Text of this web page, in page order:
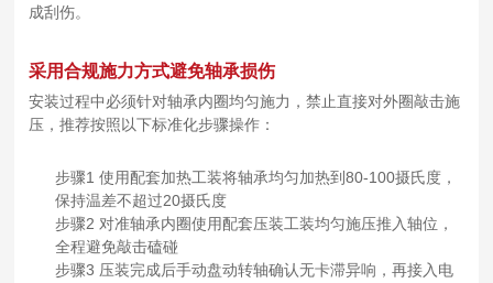
成刮伤。
采用合规施力方式避免轴承损伤
安装过程中必须针对轴承内圈均匀施力，禁止直接对外圈敲击施
压，推荐按照以下标准化步骤操作：
步骤1 使用配套加热工装将轴承均匀加热到80-100摄氏度，
保持温差不超过20摄氏度
步骤2 对准轴承内圈使用配套压装工装均匀施压推入轴位，
全程避免敲击磕碰
步骤3 压装完成后手动盘动转轴确认无卡滞异响，再接入电